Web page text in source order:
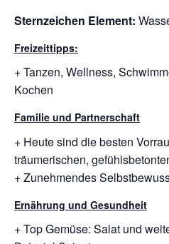
Sternzeichen Element:
Freizeittipps:
+ Tanzen, Wellness,
Kochen
Familie und Partnerschaft
+ Heute sind die besten
träumerischen,
+ Zunehmendes
Ernährung und Gesundheit
+ Top Gemüse: Salat und